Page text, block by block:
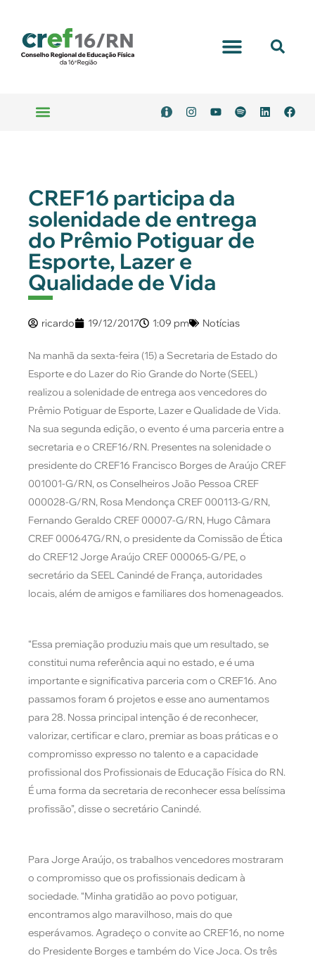
CREF16 participa da
solenidade de entrega
do Prêmio Potiguar de
Esporte, Lazer e
Qualidade de Vida
ricardo 19/12/2017 1:09 pm Notícias
Na manhã da sexta-feira (15) a Secretaria de Estado do
Esporte e do Lazer do Rio Grande do Norte (SEEL)
realizou a solenidade de entrega aos vencedores do
Prêmio Potiguar de Esporte, Lazer e Qualidade de Vida.
Na sua segunda edição, o evento é uma parceria entre a
secretaria e o CREF16/RN. Presentes na solenidade o
presidente do CREF16 Francisco Borges de Araújo CREF
001001-G/RN, os Conselheiros João Pessoa CREF
000028-G/RN, Rosa Mendonça CREF 000113-G/RN,
Fernando Geraldo CREF 00007-G/RN, Hugo Câmara
CREF 000647G/RN, o presidente da Comissão de Ética
do CREF12 Jorge Araújo CREF 000065-G/PE, o
secretário da SEEL Canindé de França, autoridades
locais, além de amigos e familiares dos homenageados.
“Essa premiação produziu mais que um resultado, se
constitui numa referência aqui no estado, e é uma
importante e significativa parceria com o CREF16. Ano
passamos foram 6 projetos e esse ano aumentamos
para 28. Nossa principal intenção é de reconhecer,
valorizar, certificar e claro, premiar as boas práticas e o
compromisso expresso no talento e a capacidade
profissional dos Profissionais de Educação Física do RN.
É uma forma da secretaria de reconhecer essa belíssima
profissão”, disse o secretário Canindé.
Para Jorge Araújo, os trabalhos vencedores mostraram
o compromisso que os profissionais dedicam à
sociedade. “Minha gratidão ao povo potiguar,
encontramos algo maravilhoso, mais do que
esperávamos. Agradeço o convite ao CREF16, no nome
do Presidente Borges e também do Vice Joca. Os três